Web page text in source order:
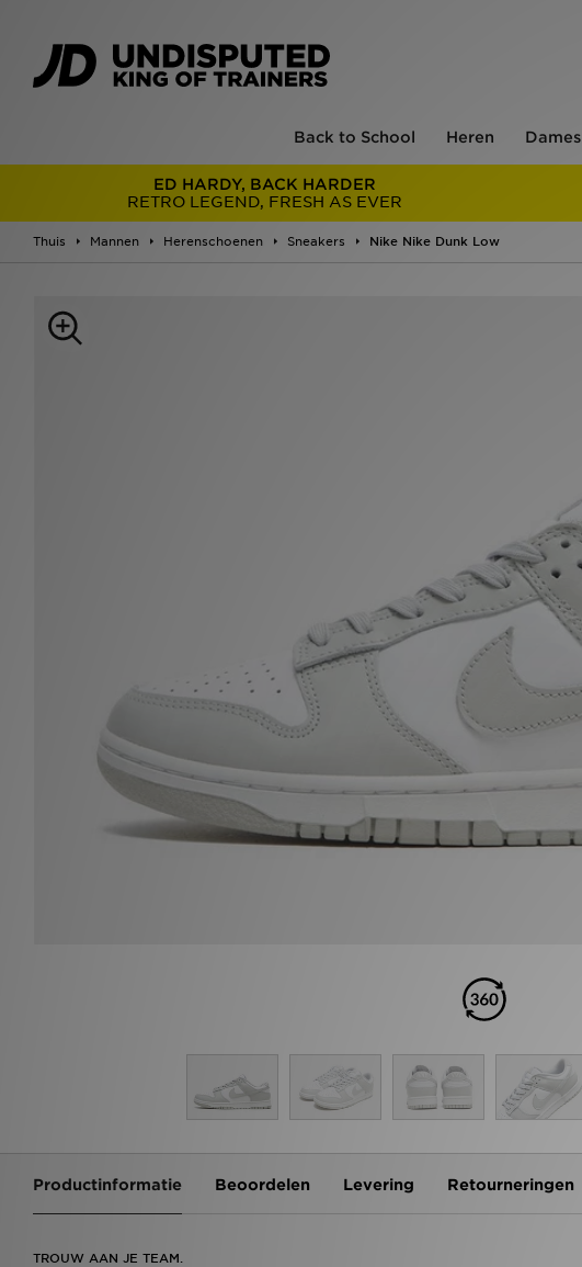
Back to School Heren Dames
ED HARDY, BACK HARDER
RETRO LEGEND, FRESH AS EVER
Thuis Mannen Herenschoenen Sneakers Nike Nike Dunk Low
Productinformatie Beoordelen Levering Retourneringen
TROUW AAN JE TEAM.